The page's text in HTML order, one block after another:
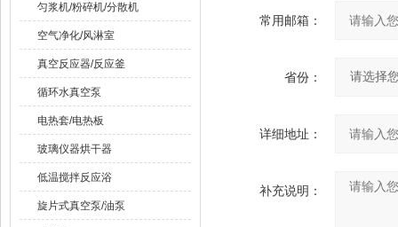
匀浆机/粉碎机/分散机
空气净化/风淋室
真空反应器/反应釜
循环水真空泵
电热套/电热板
玻璃仪器烘干器
低温搅拌反应浴
旋片式真空泵/油泵
常用邮箱：
省份：
详细地址：
补充说明：